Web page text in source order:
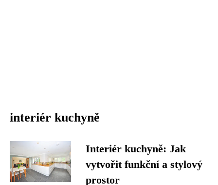
interiér kuchyně
Interiér kuchyně: Jak
vytvořit funkční a stylový
prostor